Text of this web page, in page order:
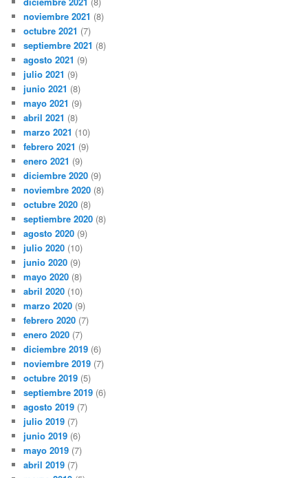
noviembre 2021 (8)
octubre 2021 (7)
septiembre 2021 (8)
agosto 2021 (9)
julio 2021 (9)
junio 2021 (8)
mayo 2021 (9)
abril 2021 (8)
marzo 2021 (10)
febrero 2021 (9)
enero 2021 (9)
diciembre 2020 (9)
noviembre 2020 (8)
octubre 2020 (8)
septiembre 2020 (8)
agosto 2020 (9)
julio 2020 (10)
junio 2020 (9)
mayo 2020 (8)
abril 2020 (10)
marzo 2020 (9)
febrero 2020 (7)
enero 2020 (7)
diciembre 2019 (6)
noviembre 2019 (7)
octubre 2019 (5)
septiembre 2019 (6)
agosto 2019 (7)
julio 2019 (7)
junio 2019 (6)
mayo 2019 (7)
abril 2019 (7)